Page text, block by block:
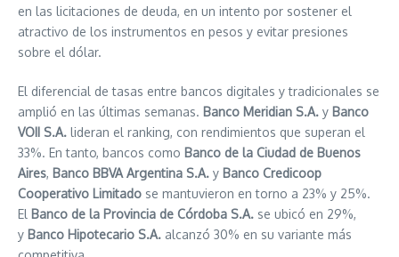
en las licitaciones de deuda, en un intento por sostener el
atractivo de los instrumentos en pesos y evitar presiones
sobre el dólar.
El diferencial de tasas entre bancos digitales y tradicionales se
amplió en las últimas semanas. Banco Meridian S.A. y Banco
VOII S.A. lideran el ranking, con rendimientos que superan el
33%. En tanto, bancos como Banco de la Ciudad de Buenos
Aires, Banco BBVA Argentina S.A. y Banco Credicoop
Cooperativo Limitado se mantuvieron en torno a 23% y 25%.
El Banco de la Provincia de Córdoba S.A. se ubicó en 29%,
y Banco Hipotecario S.A. alcanzó 30% en su variante más